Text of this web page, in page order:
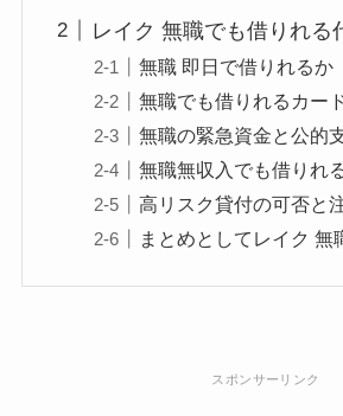
レイク 無職でも借りれる
無職 即日で借りれるか
無職でも借りれるカー
無職の緊急資金と公的
無職無収入でも借りれ
高リスク貸付の可否と
まとめとしてレイク 無
スポンサーリンク